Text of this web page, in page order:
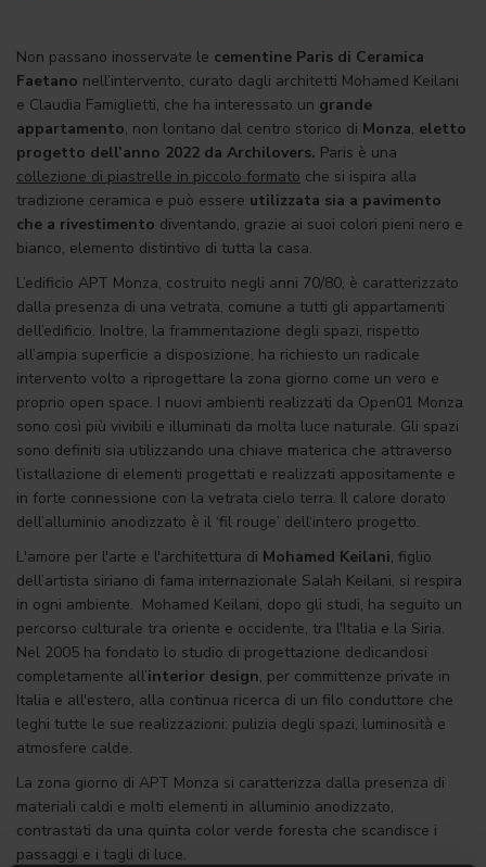
Non passano inosservate le cementine Paris di Ceramica
Faetano nell’intervento, curato dagli architetti Mohamed Keilani
e Claudia Famiglietti, che ha interessato un grande
appartamento, non lontano dal centro storico di Monza, eletto
progetto dell’anno 2022 da Archilovers. Paris è una
collezione di piastrelle in piccolo formato che si ispira alla
tradizione ceramica e può essere utilizzata sia a pavimento
che a rivestimento diventando, grazie ai suoi colori pieni nero e
bianco, elemento distintivo di tutta la casa.
L’edificio APT Monza, costruito negli anni 70/80, è caratterizzato
dalla presenza di una vetrata, comune a tutti gli appartamenti
dell’edificio. Inoltre, la frammentazione degli spazi, rispetto
all’ampia superficie a disposizione, ha richiesto un radicale
intervento volto a riprogettare la zona giorno come un vero e
proprio open space. I nuovi ambienti realizzati da Open01 Monza
sono così più vivibili e illuminati da molta luce naturale. Gli spazi
sono definiti sia utilizzando una chiave materica che attraverso
l’istallazione di elementi progettati e realizzati appositamente e
in forte connessione con la vetrata cielo terra. Il calore dorato
dell’alluminio anodizzato è il ‘fil rouge’ dell‘intero progetto.
L'amore per l'arte e l'architettura di Mohamed Keilani, figlio
dell’artista siriano di fama internazionale Salah Keilani, si respira
in ogni ambiente. Mohamed Keilani, dopo gli studi, ha seguito un
percorso culturale tra oriente e occidente, tra l'Italia e la Siria.
Nel 2005 ha fondato lo studio di progettazione dedicandosi
completamente all’interior design, per committenze private in
Italia e all'estero, alla continua ricerca di un filo conduttore che
leghi tutte le sue realizzazioni: pulizia degli spazi, luminosità e
atmosfere calde.
La zona giorno di APT Monza si caratterizza dalla presenza di
materiali caldi e molti elementi in alluminio anodizzato,
contrastati da una quinta color verde foresta che scandisce i
passaggi e i tagli di luce.